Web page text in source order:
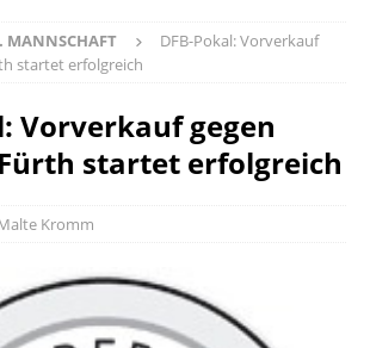
MANNSCHAFT
DFB-Pokal: Vorverkauf
startet erfolgreich
Vorverkauf gegen
startet erfolgreich
Kromm